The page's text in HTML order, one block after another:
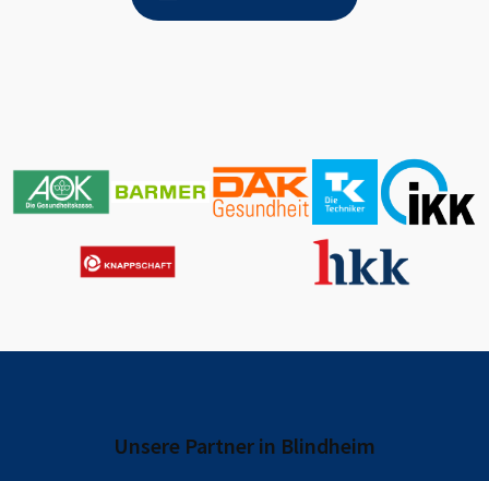
Unsere Partner in Blindheim